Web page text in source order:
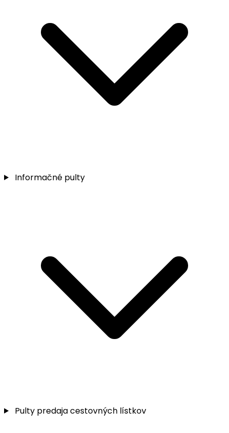
Informačné pulty
Pulty predaja cestovných lístkov